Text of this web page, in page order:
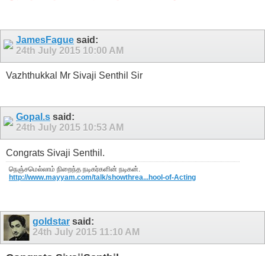
JamesFague said:
24th July 2015 10:00 AM
Vazhthukkal Mr Sivaji Senthil Sir
Gopal.s said:
24th July 2015 10:53 AM
Congrats Sivaji Senthil.
நெஞ்சமெல்லாம் நிறைந்த நடிகர்களின் நடிகன்.
http://www.mayyam.com/talk/showthrea...hool-of-Acting
goldstar said:
24th July 2015 11:10 AM